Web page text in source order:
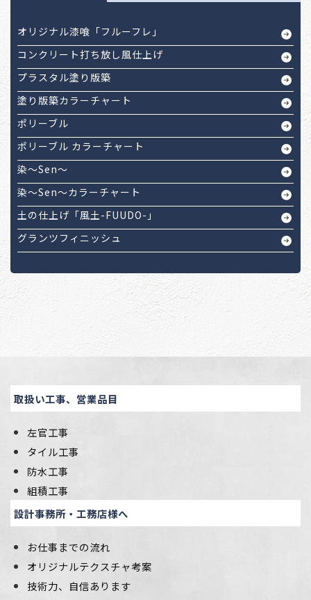
オリジナル漆喰「フルーフレ」
コンクリート打ち放し風仕上げ
プラスタル塗り版築
塗り版築カラーチャート
ポリーブル
ポリーブル カラーチャート
染～Sen～
染～Sen～カラーチャート
土の仕上げ「風土-FUUDO-」
グランツフィニッシュ
取扱い工事、営業品目
左官工事
タイル工事
防水工事
組積工事
設計事務所・工務店様へ
お仕事までの流れ
オリジナルテクスチャ考案
技術力、自信あります